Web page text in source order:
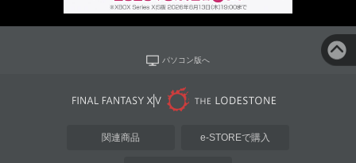
パソコン版へ
関連商品 e-STOREで購入